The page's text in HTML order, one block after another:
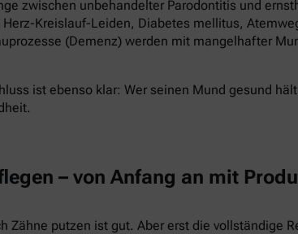
zwischen unbehandelter Parodontitis und
Herz-Kreislauf-Leiden, Diabetes mellitus,
(Demenz) werden mit mangelhafter
ist ebenso klar: Wer seinen Mund gesund
– von Anfang an mit
Zähne putzen ist gut. Aber erst die vollständige